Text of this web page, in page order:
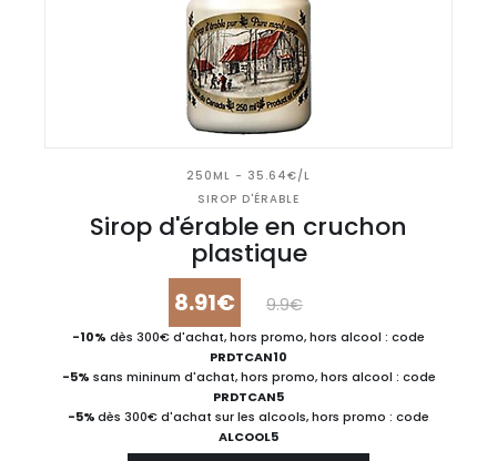
250ML - 35.64€/L
SIROP D'ÉRABLE
Sirop d'érable en cruchon
plastique
8.91€ 9.9€
-10% dès 300€ d'achat, hors promo, hors alcool : code
PRDTCAN10
-5% sans mininum d'achat, hors promo, hors alcool : code
PRDTCAN5
-5%dès 300€ d'achat sur les alcools, hors promo : code
ALCOOL5